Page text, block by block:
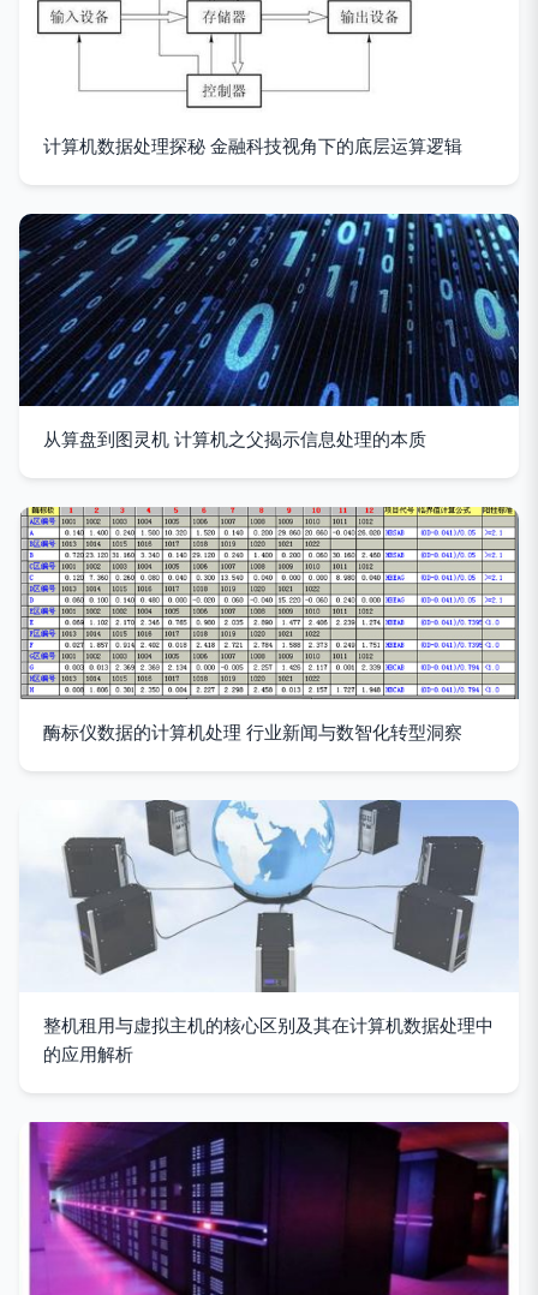
计算机数据处理探秘 金融科技视角下的底层运算逻辑
从算盘到图灵机 计算机之父揭示信息处理的本质
酶标仪数据的计算机处理 行业新闻与数智化转型洞察
整机租用与虚拟主机的核心区别及其在计算机数据处理中
的应用解析